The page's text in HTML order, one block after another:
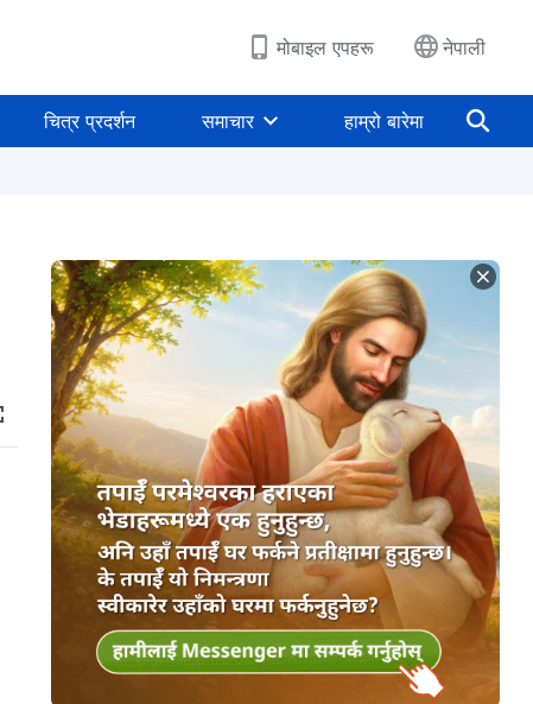
मोबाइल एपहरू नेपाली
चित्र प्रदर्शन समाचार हाम्रो बारेमा